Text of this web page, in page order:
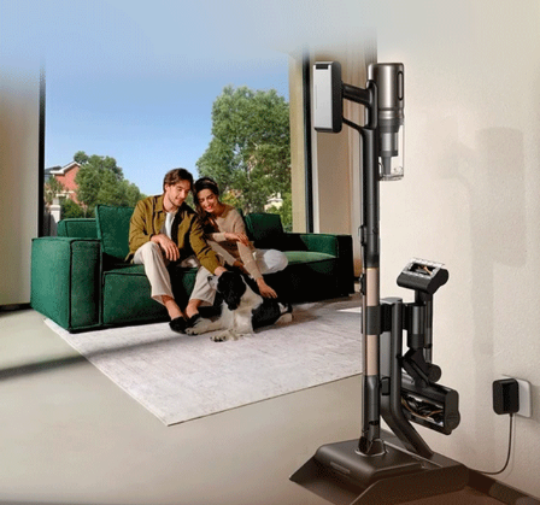
Обзор вертикального пылесоса Dreame Z40 AquaCycle
Pro: гибкий подход к уборке